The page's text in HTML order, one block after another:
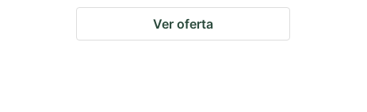
Ver oferta